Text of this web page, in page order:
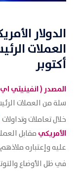
الدولار
أكتوبر
المصدر ( انفينيتي
سلة من العملات الرئيسية
خلال تعاملات وتداولات
الأمريكي مقابل
عليه وإعتباره ملاذهم
في ظل الأوضاع